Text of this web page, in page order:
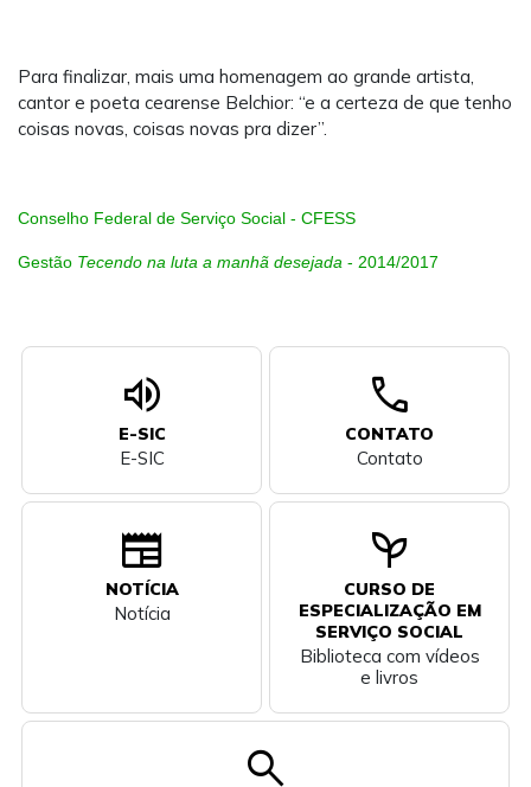
Para finalizar, mais uma homenagem ao grande artista,
cantor e poeta cearense Belchior: “e a certeza de que tenho
coisas novas, coisas novas pra dizer”.
Conselho Federal de Serviço Social - CFESS
Gestão Tecendo na luta a manhã desejada - 2014/2017
volume_up
E-SIC
E-SIC
call
CONTATO
Contato
newspaper
NOTÍCIA
Notícia
psychiatry
CURSO DE
ESPECIALIZAÇÃO EM
SERVIÇO SOCIAL
Biblioteca com vídeos
e livros
search